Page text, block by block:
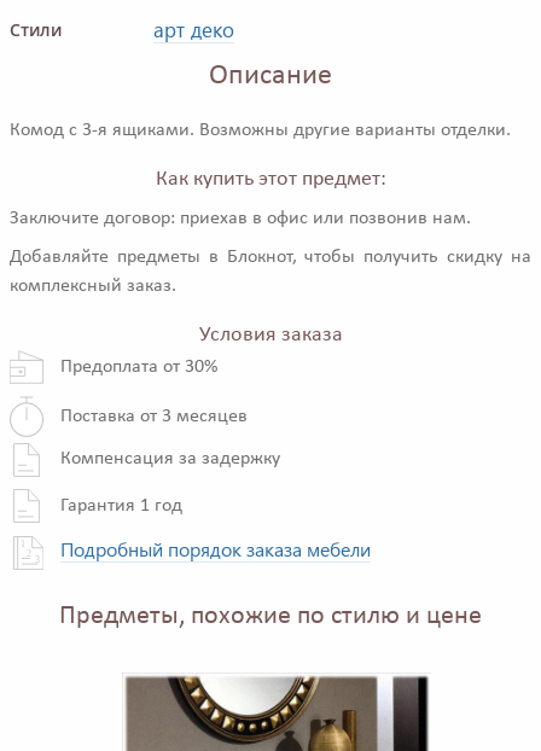
Стили арт деко
Описание
Комод с 3-я ящиками. Возможны другие варианты отделки.
Как купить этот предмет:
Заключите договор: приехав в офис или позвонив нам.
Добавляйте предметы в Блокнот, чтобы получить скидку на
комплексный заказ.
Условия заказа
Предоплата от 30%
Поставка от 3 месяцев
Компенсация за задержку
Гарантия 1 год
Подробный порядок заказа мебели
Предметы, похожие по стилю и цене